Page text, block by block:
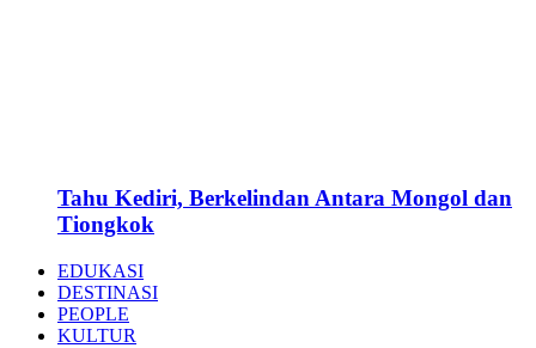
Tahu Kediri, Berkelindan Antara Mongol dan
Tiongkok
EDUKASI
DESTINASI
PEOPLE
KULTUR